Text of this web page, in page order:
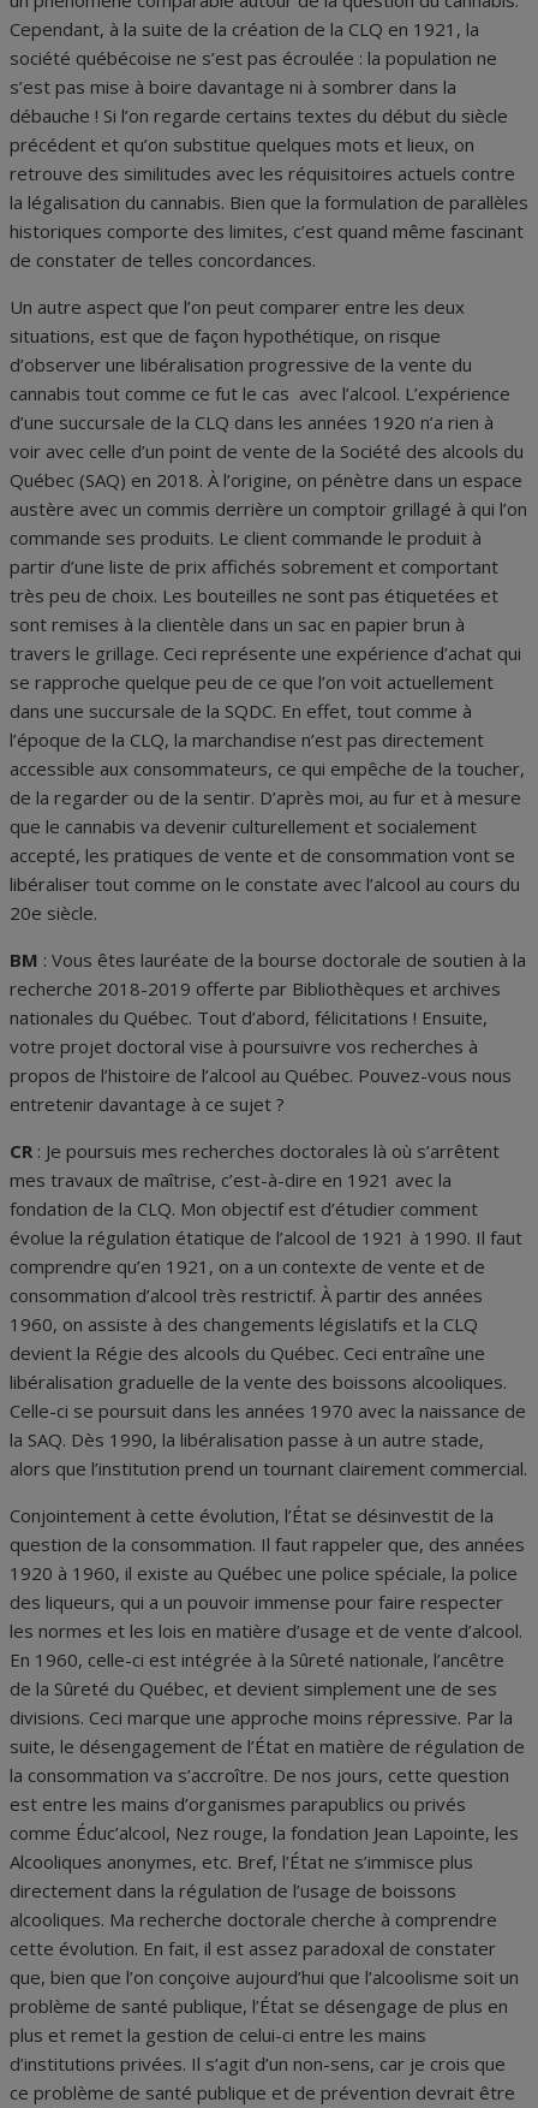
Cependant, à la suite de la création de la CLQ en 1921, la
société québécoise ne s’est pas écroulée : la population ne
s’est pas mise à boire davantage ni à sombrer dans la
débauche ! Si l’on regarde certains textes du début du siècle
précédent et qu’on substitue quelques mots et lieux, on
retrouve des similitudes avec les réquisitoires actuels contre
la légalisation du cannabis. Bien que la formulation de parallèles
historiques comporte des limites, c’est quand même fascinant
de constater de telles concordances.
Un autre aspect que l’on peut comparer entre les deux
situations, est que de façon hypothétique, on risque
d’observer une libéralisation progressive de la vente du
cannabis tout comme ce fut le cas avec l’alcool. L’expérience
d’une succursale de la CLQ dans les années 1920 n’a rien à
voir avec celle d’un point de vente de la Société des alcools du
Québec (SAQ) en 2018. À l’origine, on pénètre dans un espace
austère avec un commis derrière un comptoir grillagé à qui l’on
commande ses produits. Le client commande le produit à
partir d’une liste de prix affichés sobrement et comportant
très peu de choix. Les bouteilles ne sont pas étiquetées et
sont remises à la clientèle dans un sac en papier brun à
travers le grillage. Ceci représente une expérience d’achat qui
se rapproche quelque peu de ce que l’on voit actuellement
dans une succursale de la SQDC. En effet, tout comme à
l’époque de la CLQ, la marchandise n’est pas directement
accessible aux consommateurs, ce qui empêche de la toucher,
de la regarder ou de la sentir. D’après moi, au fur et à mesure
que le cannabis va devenir culturellement et socialement
accepté, les pratiques de vente et de consommation vont se
libéraliser tout comme on le constate avec l’alcool au cours du
20e siècle.
BM : Vous êtes lauréate de la bourse doctorale de soutien à la
recherche 2018-2019 offerte par Bibliothèques et archives
nationales du Québec. Tout d’abord, félicitations ! Ensuite,
votre projet doctoral vise à poursuivre vos recherches à
propos de l’histoire de l’alcool au Québec. Pouvez-vous nous
entretenir davantage à ce sujet ?
CR : Je poursuis mes recherches doctorales là où s’arrêtent
mes travaux de maîtrise, c’est-à-dire en 1921 avec la
fondation de la CLQ. Mon objectif est d’étudier comment
évolue la régulation étatique de l’alcool de 1921 à 1990. Il faut
comprendre qu’en 1921, on a un contexte de vente et de
consommation d’alcool très restrictif. À partir des années
1960, on assiste à des changements législatifs et la CLQ
devient la Régie des alcools du Québec. Ceci entraîne une
libéralisation graduelle de la vente des boissons alcooliques.
Celle-ci se poursuit dans les années 1970 avec la naissance de
la SAQ. Dès 1990, la libéralisation passe à un autre stade,
alors que l’institution prend un tournant clairement commercial.
Conjointement à cette évolution, l’État se désinvestit de la
question de la consommation. Il faut rappeler que, des années
1920 à 1960, il existe au Québec une police spéciale, la police
des liqueurs, qui a un pouvoir immense pour faire respecter
les normes et les lois en matière d’usage et de vente d’alcool.
En 1960, celle-ci est intégrée à la Sûreté nationale, l’ancêtre
de la Sûreté du Québec, et devient simplement une de ses
divisions. Ceci marque une approche moins répressive. Par la
suite, le désengagement de l’État en matière de régulation de
la consommation va s’accroître. De nos jours, cette question
est entre les mains d’organismes parapublics ou privés
comme Éduc’alcool, Nez rouge, la fondation Jean Lapointe, les
Alcooliques anonymes, etc. Bref, l’État ne s’immisce plus
directement dans la régulation de l’usage de boissons
alcooliques. Ma recherche doctorale cherche à comprendre
cette évolution. En fait, il est assez paradoxal de constater
que, bien que l’on conçoive aujourd’hui que l’alcoolisme soit un
problème de santé publique, l’État se désengage de plus en
plus et remet la gestion de celui-ci entre les mains
d’institutions privées. Il s’agit d’un non-sens, car je crois que
ce problème de santé publique et de prévention devrait être